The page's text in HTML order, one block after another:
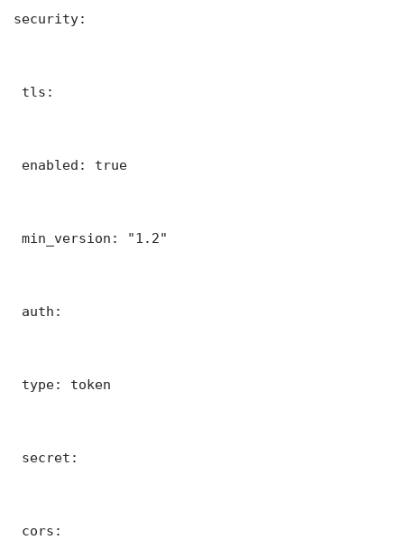
security:
tls:
enabled: true
min_version: "1.2"
auth:
type: token
secret:
cors: